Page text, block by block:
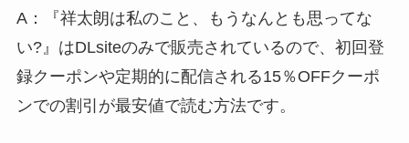
A：『祥太朗は私のこと、もうなんとも思ってな
い?』はDLsiteのみで販売されているので、初回登
録クーポンや定期的に配信される15％OFFクーポ
ンでの割引が最安値で読む方法です。